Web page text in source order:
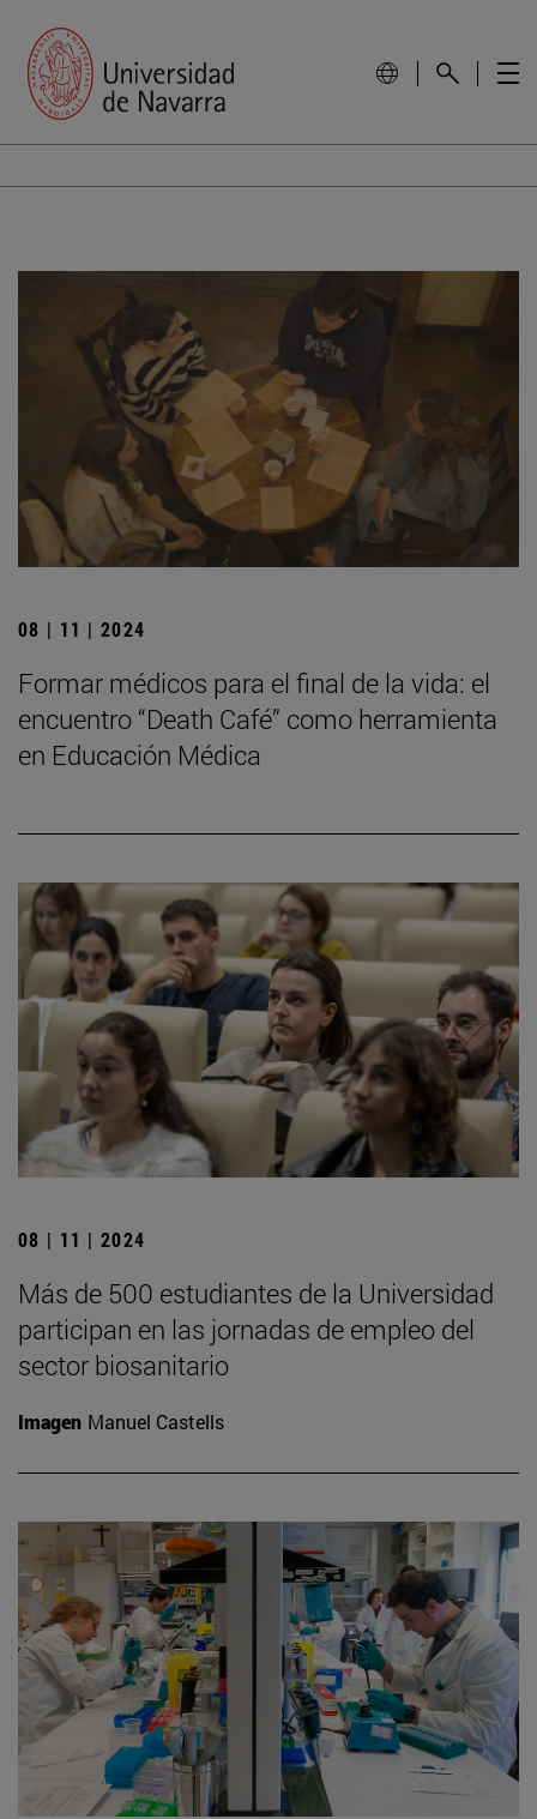
08 | 11 | 2024
Formar médicos para el final de la vida: el
encuentro “Death Café” como herramienta
en Educación Médica
08 | 11 | 2024
Más de 500 estudiantes de la Universidad
participan en las jornadas de empleo del
sector biosanitario
Imagen Manuel Castells